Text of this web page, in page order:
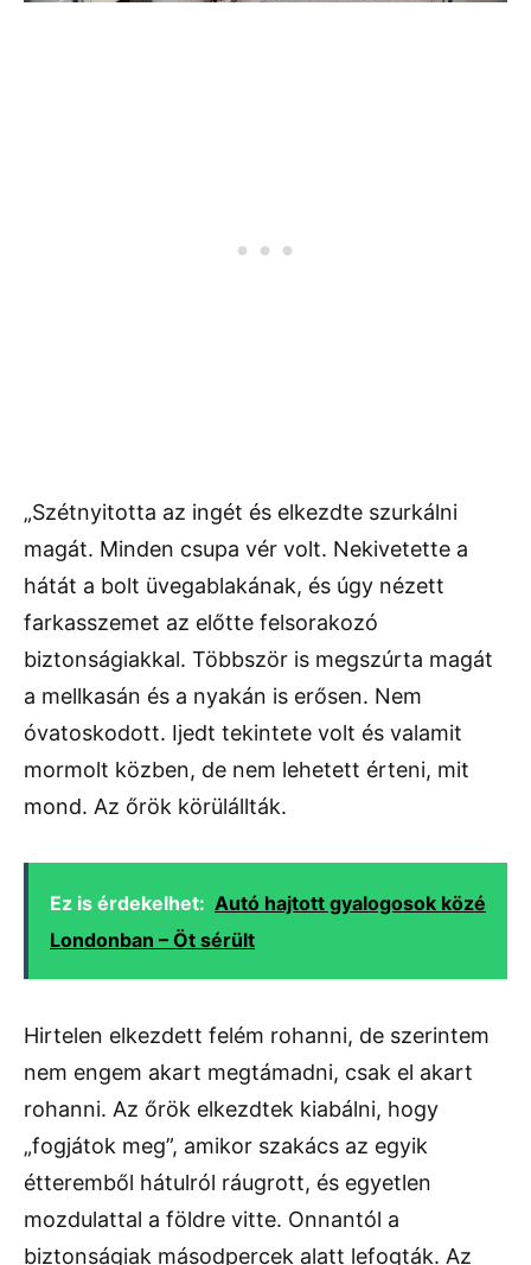
„Szétnyitotta az ingét és elkezdte szurkálni
magát. Minden csupa vér volt. Nekivetette a
hátát a bolt üvegablakának, és úgy nézett
farkasszemet az előtte felsorakozó
biztonságiakkal. Többször is megszúrta magát
a mellkasán és a nyakán is erősen. Nem
óvatoskodott. Ijedt tekintete volt és valamit
mormolt közben, de nem lehetett érteni, mit
mond. Az őrök körülállták.
Ez is érdekelhet: Autó hajtott gyalogosok közé
Londonban – Öt sérült
Hirtelen elkezdett felém rohanni, de szerintem
nem engem akart megtámadni, csak el akart
rohanni. Az őrök elkezdtek kiabálni, hogy
„fogjátok meg”, amikor szakács az egyik
étteremből hátulról ráugrott, és egyetlen
mozdulattal a földre vitte. Onnantól a
biztonságiak másodpercek alatt lefogták. Az